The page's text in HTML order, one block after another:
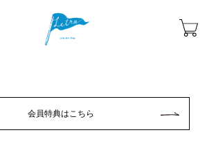
会員特典はこちら